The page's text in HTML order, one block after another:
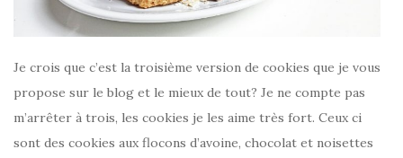
Je crois que c’est la troisième version de cookies que je vous
propose sur le blog et le mieux de tout? Je ne compte pas
m’arrêter à trois, les cookies je les aime très fort. Ceux ci
sont des cookies aux flocons d’avoine, chocolat et noisettes